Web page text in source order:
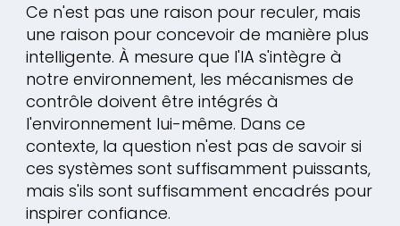
Ce n'est pas une raison pour reculer, mais
une raison pour concevoir de manière plus
intelligente. À mesure que l'IA s'intègre à
notre environnement, les mécanismes de
contrôle doivent être intégrés à
l'environnement lui-même. Dans ce
contexte, la question n'est pas de savoir si
ces systèmes sont suffisamment puissants,
mais s'ils sont suffisamment encadrés pour
inspirer confiance.